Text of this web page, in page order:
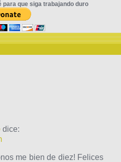
para que siga trabajando duro
dice:
me bien de diez! Felices